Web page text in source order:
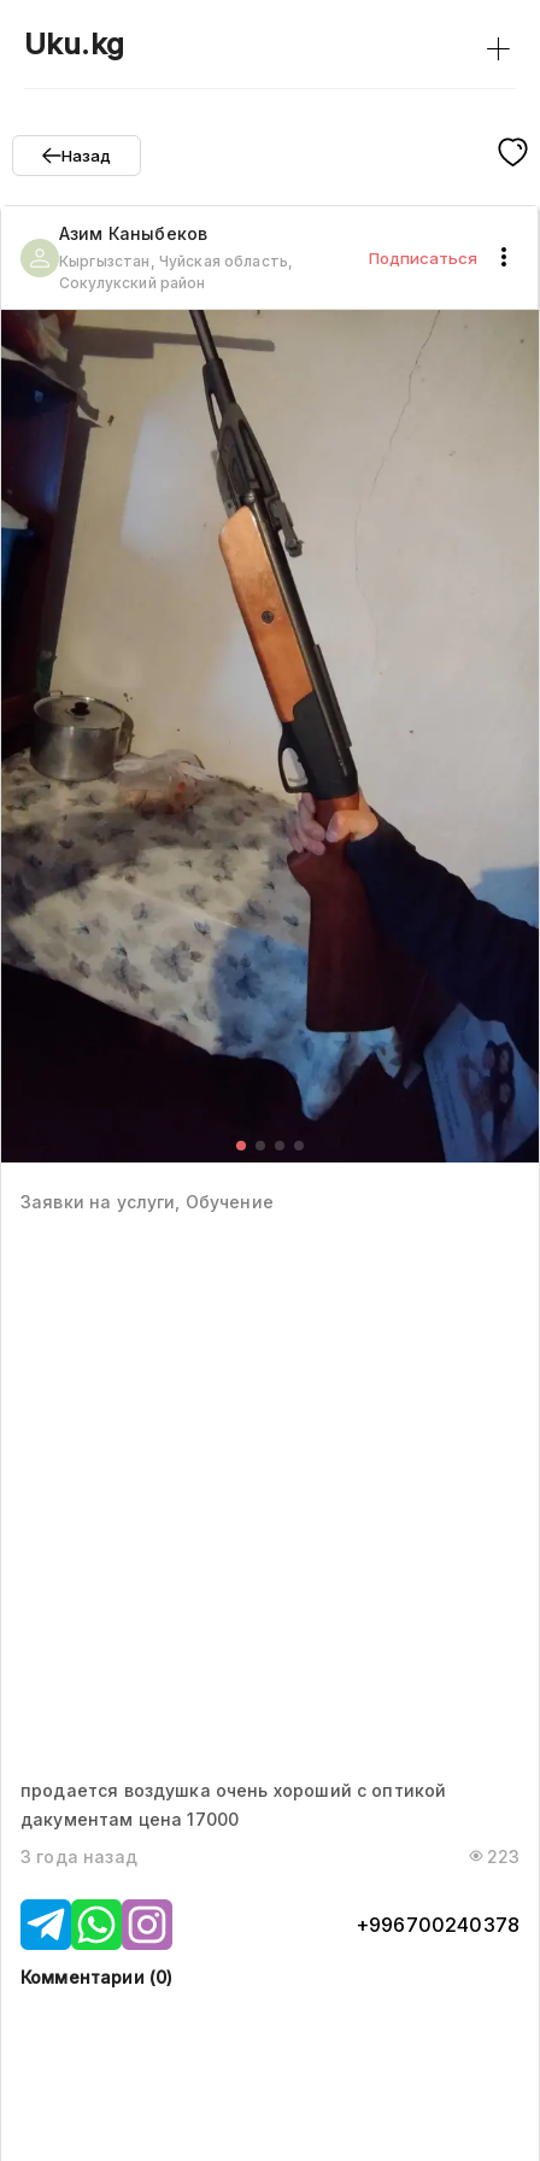
Uku.kg +
Назад
Азим Каныбеков
Кыргызстан, Чуйская область,
Сокулукский район
Подписаться
Заявки на услуги, Обучение
продается воздушка очень хороший с оптикой
дакументам цена 17000
3 года назад
223
+996700240378
Комментарии (0)